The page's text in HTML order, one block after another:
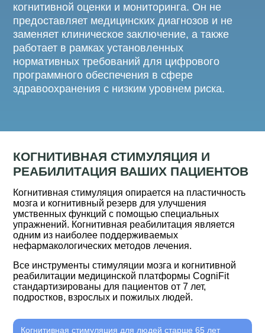
когнитивной оценки и мониторинга. Он не
предоставляет медицинских диагнозов и не
заменяет клиническое заключение, а также
работает в рамках установленных
нормативных требований для цифрового
программного обеспечения в сфере
здравоохранения с низким уровнем риска.
КОГНИТИВНАЯ СТИМУЛЯЦИЯ И
РЕАБИЛИТАЦИЯ ВАШИХ ПАЦИЕНТОВ
Когнитивная стимуляция опирается на пластичность
мозга и когнитивный резерв для улучшения
умственных функций с помощью специальных
упражнений. Когнитивная реабилитация является
одним из наиболее поддерживаемых
нефармакологических методов лечения.
Все инструменты стимуляции мозга и когнитивной
реабилитации медицинской платформы CogniFit
стандартизированы для пациентов от 7 лет,
подростков, взрослых и пожилых людей.
Когнитивная стимуляция для людей старше 65 лет